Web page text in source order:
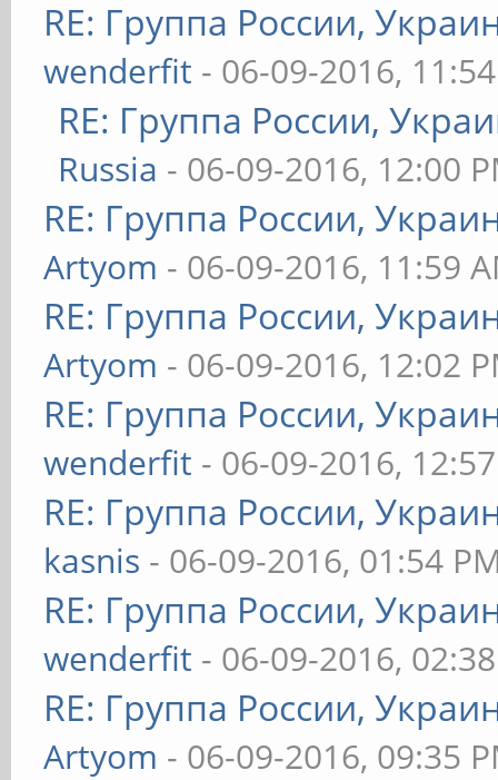
RE: Группа России,
wenderfit - 06-09-2016,
RE: Группа России,
Russia - 06-09-2016, 12:00
RE: Группа России,
Artyom - 06-09-2016, 11:59
RE: Группа России,
Artyom - 06-09-2016, 12:02
RE: Группа России,
wenderfit - 06-09-2016,
RE: Группа России,
kasnis - 06-09-2016, 01:54
RE: Группа России,
wenderfit - 06-09-2016,
RE: Группа России,
Artyom - 06-09-2016, 09:35